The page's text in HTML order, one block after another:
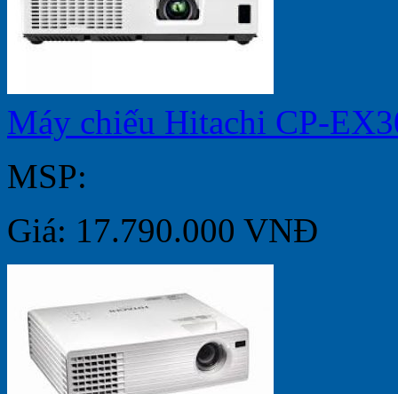
Máy chiếu Hitachi CP-
MSP:
Giá: 17.790.000 VNĐ